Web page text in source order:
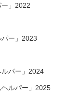
」2022
パー」2023
ルパー」2024
ヘルパー」2025